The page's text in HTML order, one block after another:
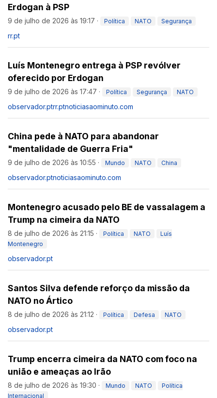
Erdogan à PSP
9 de julho de 2026 às 19:17 · Política NATO Segurança
rr.pt
Luís Montenegro entrega à PSP revólver
oferecido por Erdogan
9 de julho de 2026 às 17:47 · Política Segurança NATO
observador.ptrr.ptnoticiasaominuto.com
China pede à NATO para abandonar
"mentalidade de Guerra Fria"
9 de julho de 2026 às 10:55 · Mundo NATO China
observador.ptnoticiasaominuto.com
Montenegro acusado pelo BE de vassalagem a
Trump na cimeira da NATO
8 de julho de 2026 às 21:15 · Política NATO
Luís
Montenegro
observador.pt
Santos Silva defende reforço da missão da
NATO no Ártico
8 de julho de 2026 às 21:12 · Política Defesa NATO
observador.pt
Trump encerra cimeira da NATO com foco na
união e ameaças ao Irão
8 de julho de 2026 às 19:30 · Mundo NATO
Política
Internacional